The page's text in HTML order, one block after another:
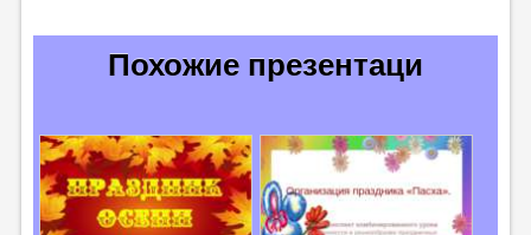
Похожие презентаци